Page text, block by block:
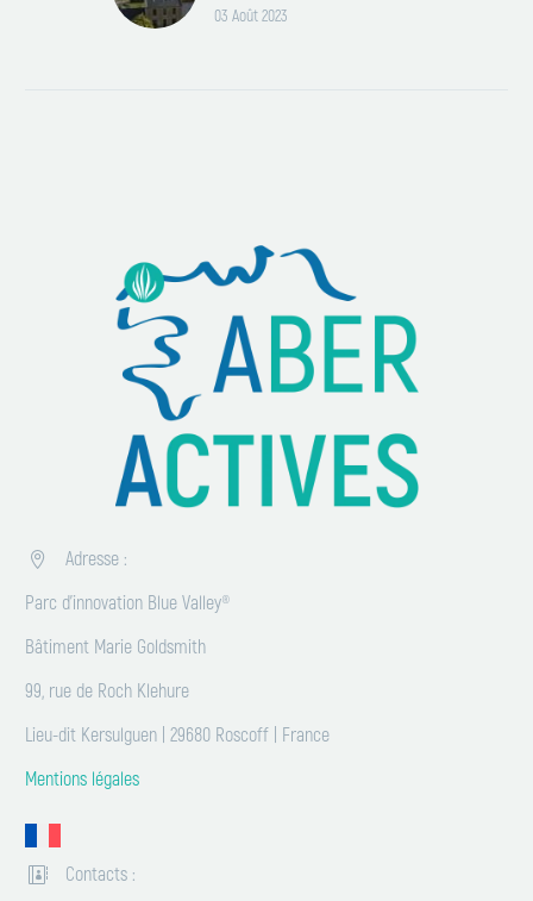
03 Août 2023


Adresse :
Parc d’innovation Blue Valley®
Bâtiment Marie Goldsmith
99, rue de Roch Klehure
Lieu-dit Kersulguen | 29680 Roscoff | France
Mentions légales

 Contacts :